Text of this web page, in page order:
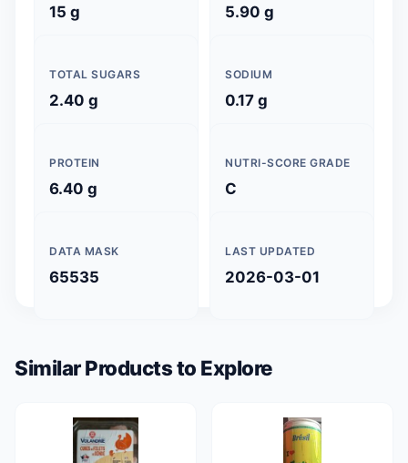
15 g 5.90 g
TOTAL SUGARS
2.40 g
SODIUM
0.17 g
PROTEIN
6.40 g
NUTRI-SCORE GRADE
C
DATA MASK
65535
LAST UPDATED
2026-03-01
Similar Products to Explore